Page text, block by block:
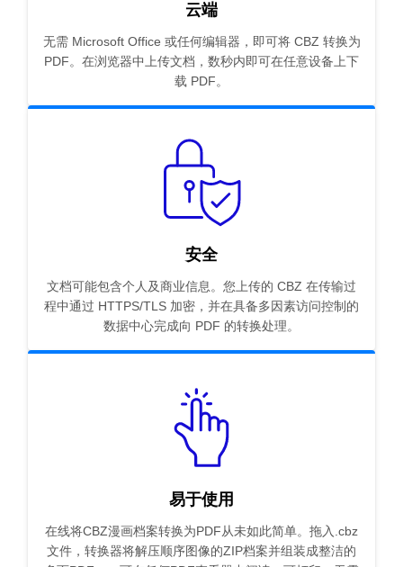
云端
无需 Microsoft Office 或任何编辑器，即可将 CBZ 转换为
PDF。在浏览器中上传文档，数秒内即可在任意设备上下
载 PDF。
安全
文档可能包含个人及商业信息。您上传的 CBZ 在传输过
程中通过 HTTPS/TLS 加密，并在具备多因素访问控制的
数据中心完成向 PDF 的转换处理。
易于使用
在线将CBZ漫画档案转换为PDF从未如此简单。拖入.cbz
文件，转换器将解压顺序图像的ZIP档案并组装成整洁的